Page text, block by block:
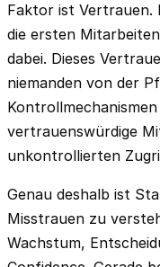
Faktor ist Vertrauen.
die ersten
dabei. Dieses
niemanden von der
vertrauenswürdige
unkontrollierten
Genau deshalb ist
Misstrauen zu
Wachstum,